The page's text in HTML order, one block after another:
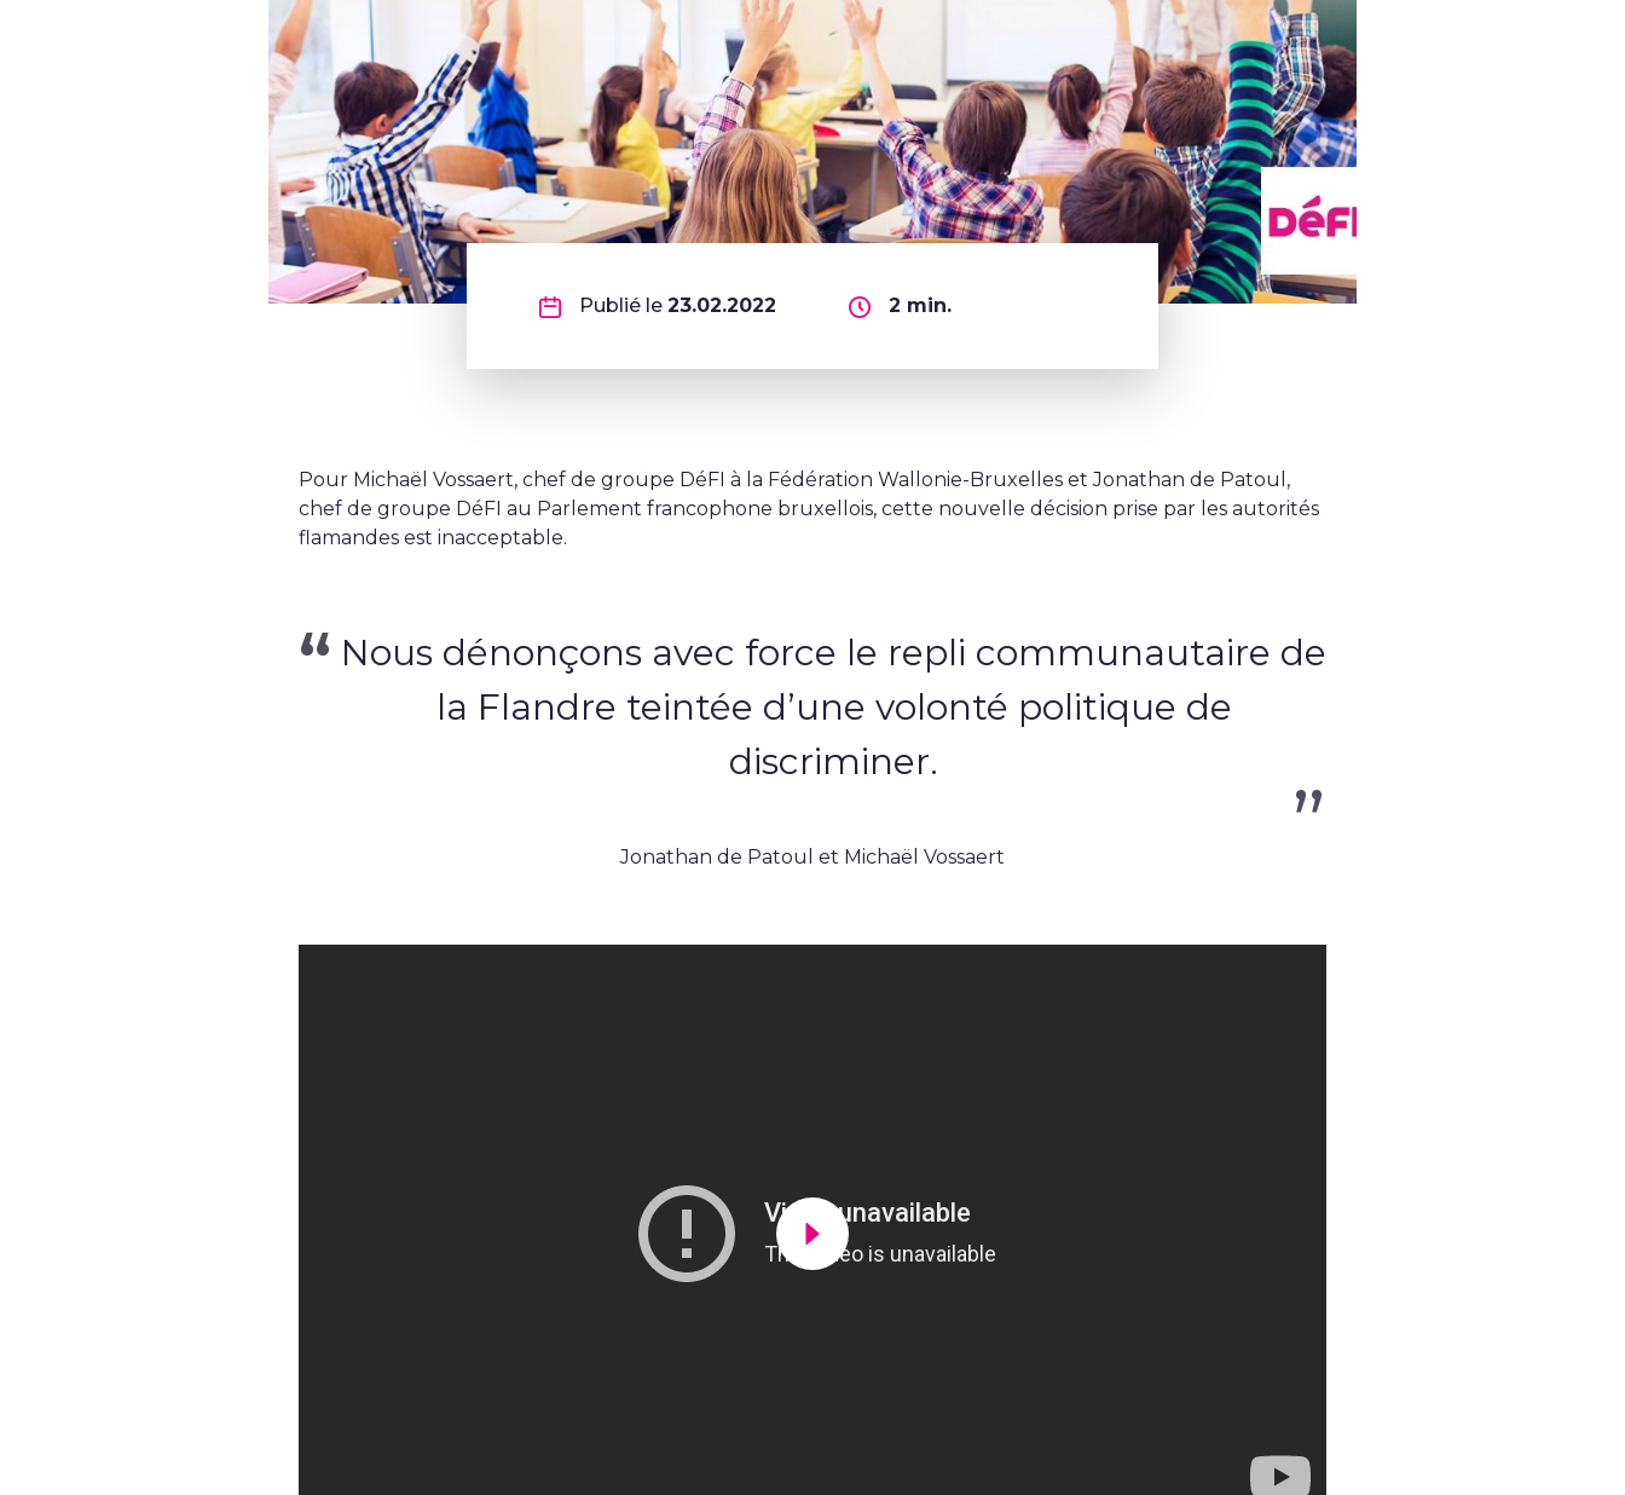
Publié le 23.02.2022 2 min.
Pour Michaël Vossaert, chef de groupe DéFI à la Fédération Wallonie-Bruxelles et Jonathan de Patoul,
chef de groupe DéFI au Parlement francophone bruxellois, cette nouvelle décision prise par les autorités
flamandes est inacceptable.
Nous dénonçons avec force le repli communautaire de
la Flandre teintée d’une volonté politique de
discriminer.
Jonathan de Patoul et Michaël Vossaert
Lancer la video